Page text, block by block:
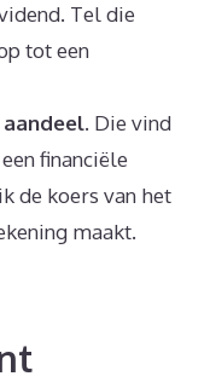
Tel die
tot een
Die vind
financiële
de koers van het
maakt.